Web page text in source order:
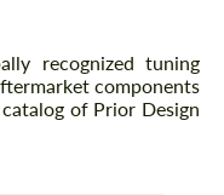
recognized tuning
components
of Prior Design